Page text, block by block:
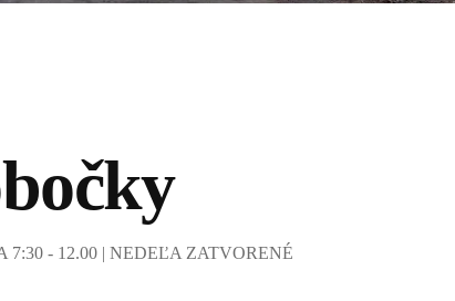
7:30 - 12.00 | NEDEĽA ZATVORENÉ